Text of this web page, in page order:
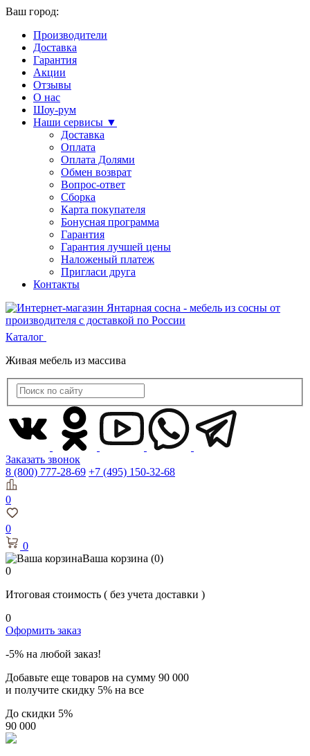
Ваш город:
Производители
Доставка
Гарантия
Акции
Отзывы
О нас
Шоу-рум
Наши сервисы ▼
Доставка
Оплата
Оплата Долями
Обмен возврат
Вопрос-ответ
Сборка
Карта покупателя
Бонусная программа
Гарантия
Гарантия лучшей цены
Наложеный платеж
Пригласи друга
Контакты
Каталог
Живая мебель из массива
Заказать звонок
8 (800) 777-28-69 +7 (495) 150-32-68
0
0
0
Ваша корзина (0)
0
Итоговая стоимость ( без учета доставки )
0
Оформить заказ
-5% на любой заказ!
Добавьте еще товаров на сумму 90 000
и получите скидку 5% на все
До скидки 5%
90 000